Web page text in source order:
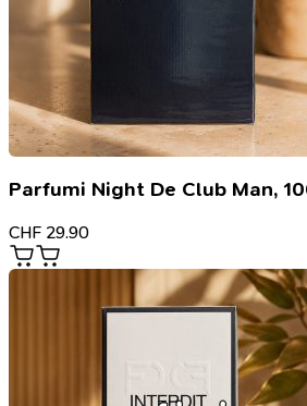
Parfumi Night De Club Man,
CHF 29.90